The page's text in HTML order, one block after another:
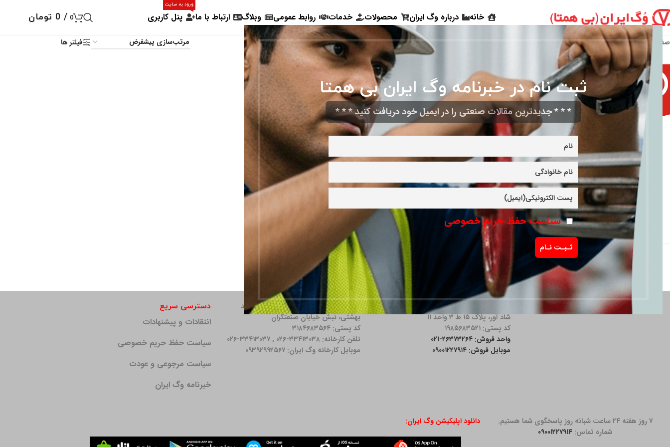
ثبت نام در خبرنامه وگ ایران بی همتا
* * * جدیدترین مقالات صنعتی را در ایمیل خود دریافت کنید * * *
سیاست حفظ حریم خصوصی
خانه درباره وگ ایران محصولات خدمات روابط عمومی وبلاگ ارتباط با ما پنل کاربری
ورود به سایت
0
/
0 تومان
صفحه اصلی»شیر اطمینان Figure 630 PN16 فیلتر ها
شیر اطمینان Figure 630 PN16
شروع از116,750,000 تومان
آدرس دفتر: خیابان مقدس اردبیلی، نبش خیابان
شاد آور، پلاک ۱۵ ط ۳ واحد ۱۱
کد پستی: ۱۹۸۵۶۸۳۵۲۱
واحد فروش: ۲۶۳۷۳۲۶۴-۰۲۱
موبایل فروش: ۰۹۰۰۱۲۲۷۹۱۴
آدرس کارخانه: كرج، محمدشهر، بلوار شهید
بهشتی، نبش خیابان صنعتگران
کد پستی: ۳۱۸۴۶۸۳۵۶۴
تلفن کارخانه: ۳۳۴۱۳۰۳۸-۰۲۶ , ۳۳۴۱۳۰۳۷-۰۲۶
موبایل کارخانه وگ ایران: ۰۹۳۹۲۹۹۲۵۶۷
دسترسی سریع
انتقادات و پیشنهادات
سیاست حفظ حریم خصوصی
سیاست مرجوعی و عودت
خبرنامه وگ ایران
۷ روز هفته ۲۴ ساعت شبانه روز پاسخگوی شما هستیم.
شماره تماس: ۰۹۰۰۱۲۲۷۹۱۴
دانلود اپلیکیشن وگ ایران: